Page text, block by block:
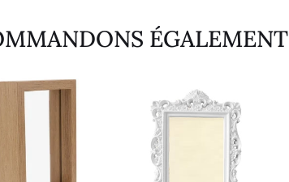
ÉGALEMENT